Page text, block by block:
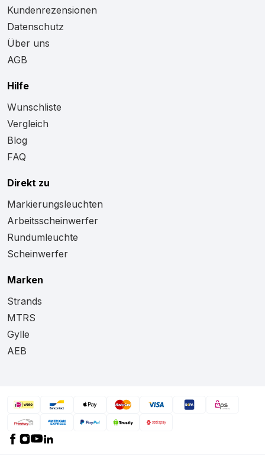
Kundenrezensionen
Datenschutz
Über uns
AGB
Hilfe
Wunschliste
Vergleich
Blog
FAQ
Direkt zu
Markierungsleuchten
Arbeitsscheinwerfer
Rundumleuchte
Scheinwerfer
Marken
Strands
MTRS
Gylle
AEB